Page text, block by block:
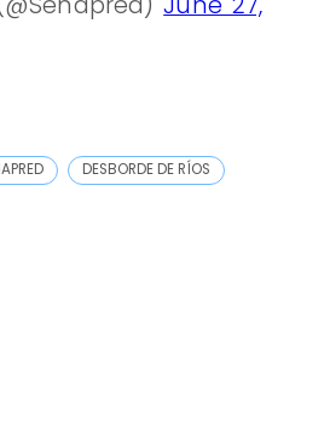
DESBORDE DE RÍOS